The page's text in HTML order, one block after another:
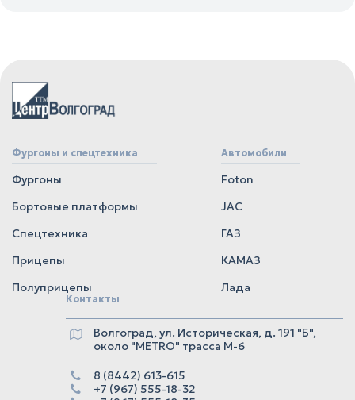
Фургоны и спецтехника
Фургоны
Бортовые платформы
Спецтехника
Прицепы
Полуприцепы
Автомобили
Foton
JAC
ГАЗ
КАМАЗ
Лада
Контакты
Волгоград, ул. Историческая, д. 191 "Б",
около "METRO" трасса М-6
8 (8442) 613-615
+7 (967) 555-18-32